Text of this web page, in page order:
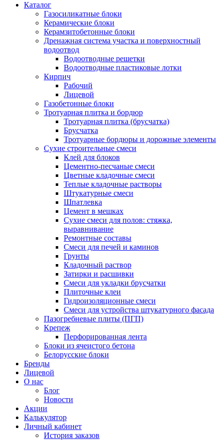
Каталог
Газосиликатные блоки
Керамические блоки
Керамзитобетонные блоки
Дренажная система участка и поверхностный
водоотвод
Водоотводные решетки
Водоотводные пластиковые лотки
Кирпич
Рабочий
Лицевой
Газобетонные блоки
Тротуарная плитка и бордюр
Тротуарная плитка (брусчатка)
Брусчатка
Тротуарные бордюры и дорожные элементы
Сухие строительные смеси
Клей для блоков
Цементно-песчаные смеси
Цветные кладочные смеси
Теплые кладочные растворы
Штукатурные смеси
Шпатлевка
Цемент в мешках
Сухие смеси для полов: стяжка,
выравнивание
Ремонтные составы
Смеси для печей и каминов
Грунты
Кладочный раствор
Затирки и расшивки
Смеси для укладки брусчатки
Плиточные клеи
Гидроизоляционные смеси
Смеси для устройства штукатурного фасада
Пазогребневые плиты (ПГП)
Крепеж
Перфорированная лента
Блоки из ячеистого бетона
Белорусские блоки
Бренды
Лицевой
О нас
Блог
Новости
Акции
Калькулятор
Личный кабинет
История заказов